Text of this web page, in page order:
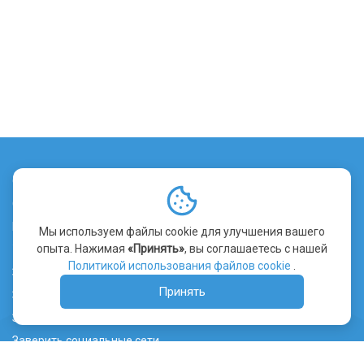
О сервисе
Стоимость заверения
Контакты
Уведомление об использовании файлов cookie
Заверить сайт
Заверить видео
Заверить переписку
Заверить социальные сети
Мы используем файлы cookie для улучшения вашего
опыта. Нажимая «Принять», вы соглашаетесь с нашей
Политикой использования файлов cookie
Принять